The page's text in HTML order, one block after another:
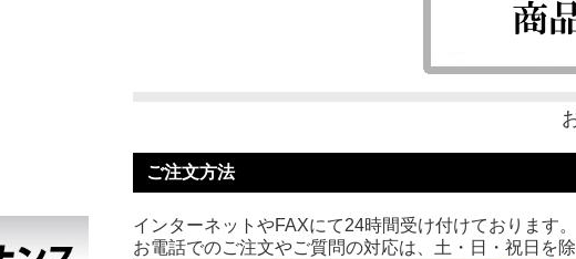
ご注文方法
インターネットやFAXにて24時間受け付けております。
お電話でのご注文やご質問の対応は、土・日・祝日を